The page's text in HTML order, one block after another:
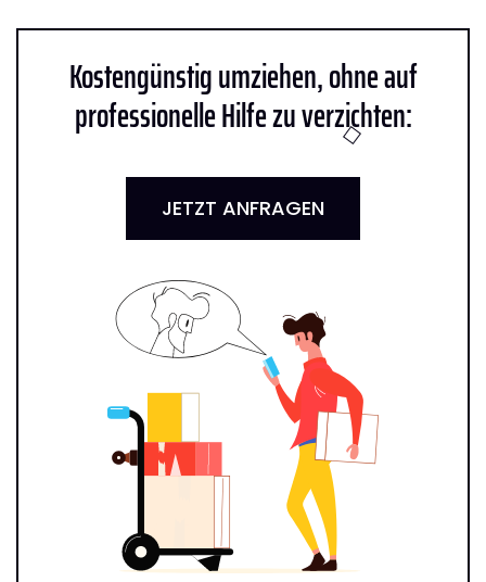
Kostengünstig umziehen, ohne auf
professionelle Hilfe zu verzichten:
JETZT ANFRAGEN